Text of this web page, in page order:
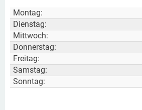
Montag:
Dienstag:
Mittwoch:
Donnerstag:
Freitag:
Samstag:
Sonntag: